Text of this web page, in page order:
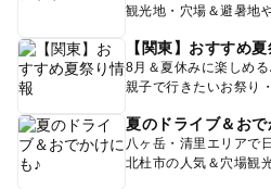
観光地・穴場＆避暑地
【関東】おすすめ
8月＆夏休みに楽しめる
親子で行きたいお祭り
夏のドライブ＆おで
八ヶ岳・清里エリアで
北杜市の人気＆穴場観